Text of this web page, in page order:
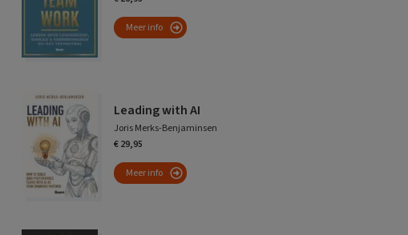
Meer info
Leading with AI
Joris Merks-Benjaminsen
€ 29,95
Meer info